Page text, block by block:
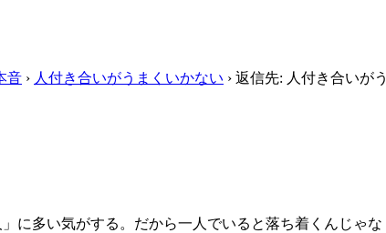
音 › 人付き合いがうまくいかない › 返信先: 人付き合いがう
に多い気がする。だから一人でいると落ち着くんじゃな